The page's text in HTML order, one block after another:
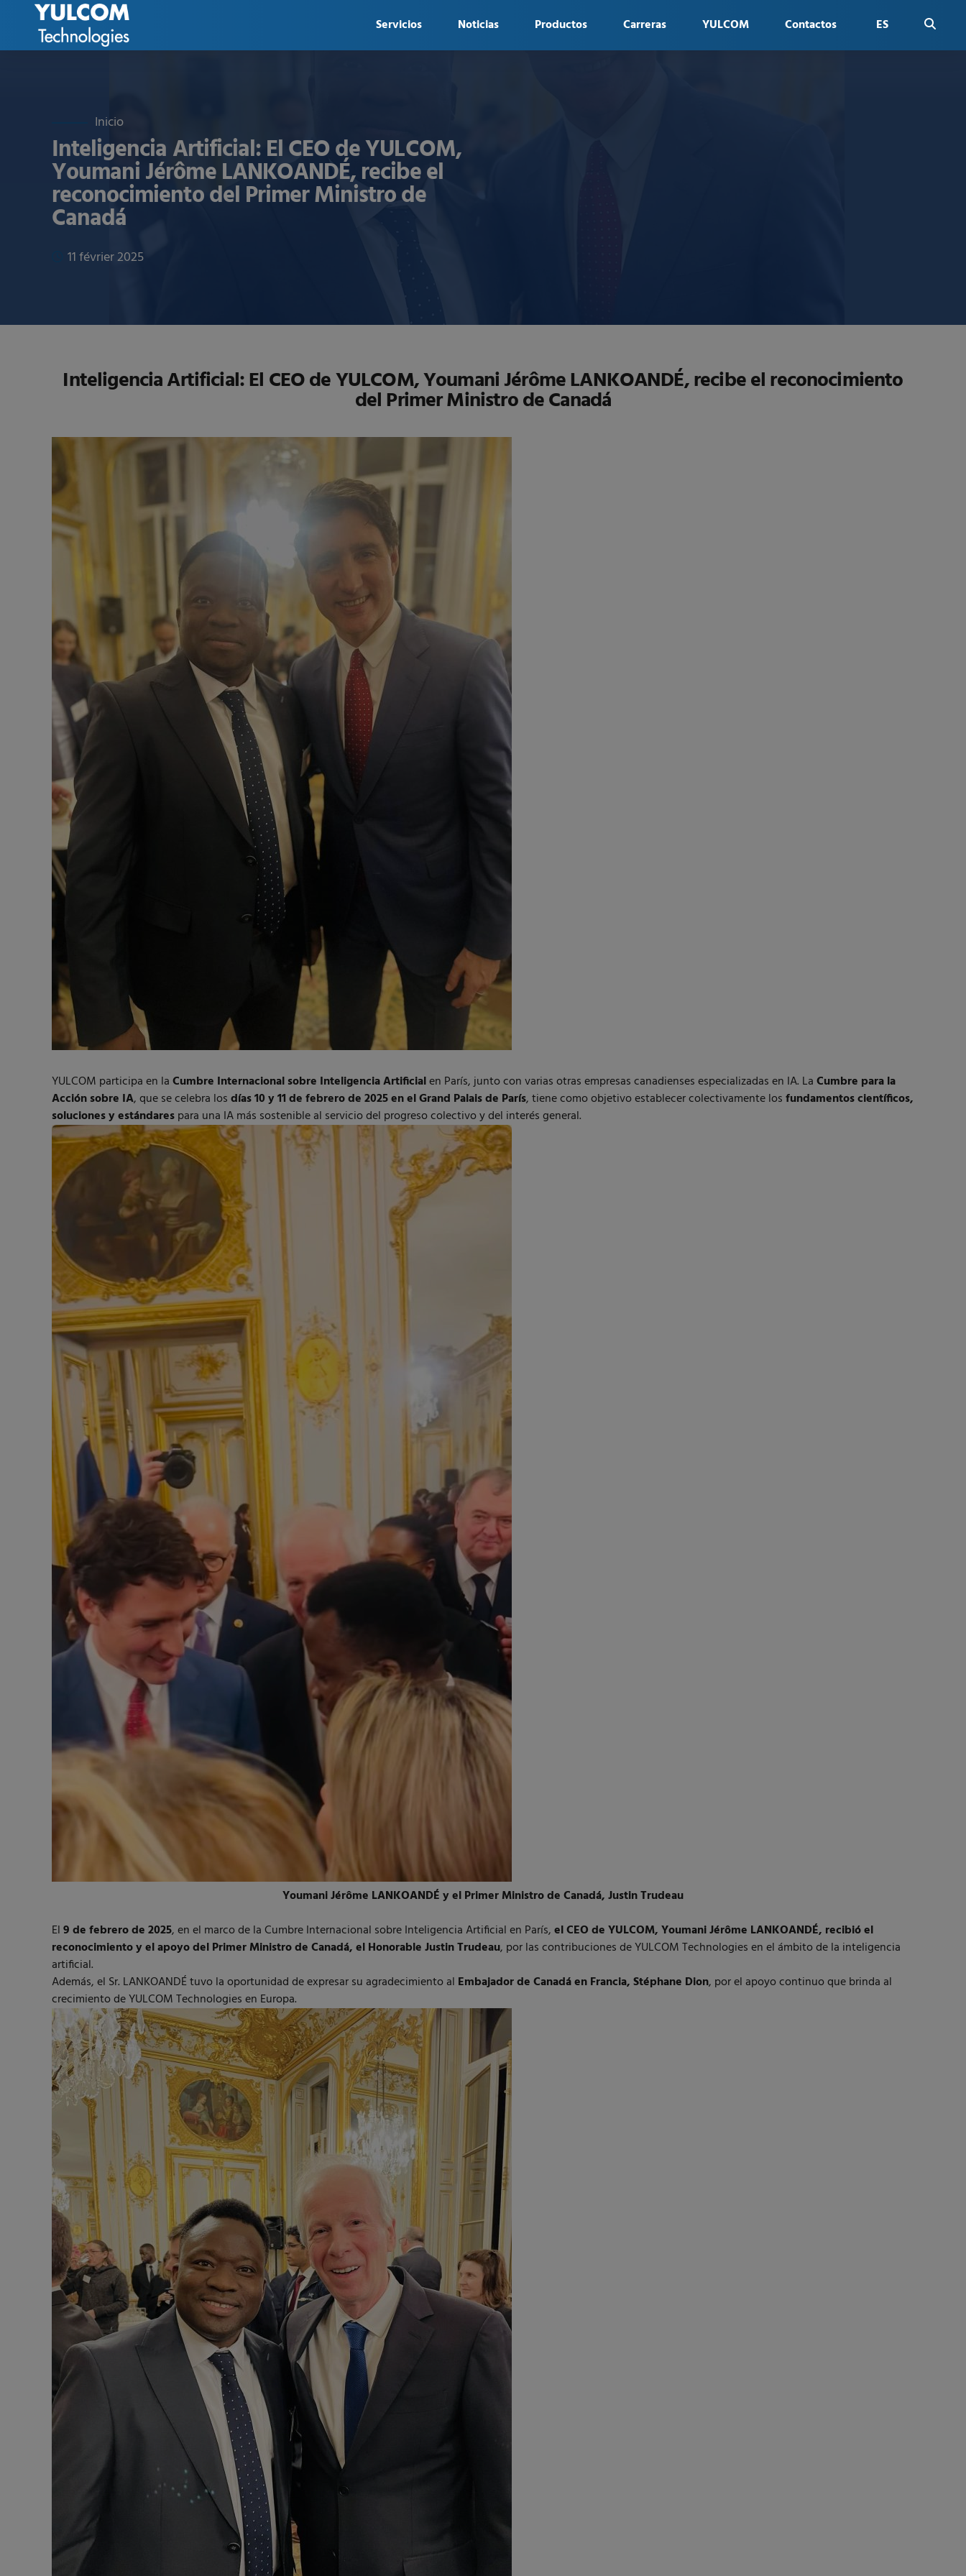
Servicios Noticias Productos Carreras YULCOM Contactos ES
Inteligencia Artificial: El CEO de YULCOM,
Youmani Jérôme LANKOANDÉ, recibe el
reconocimiento del Primer Ministro de
Canadá
11 février 2025
Inteligencia Artificial: El CEO de YULCOM, Youmani Jérôme LANKOANDÉ, recibe el reconocimiento
del Primer Ministro de Canadá
YULCOM participa en laCumbre Internacional sobre Inteligencia Artificialen París, junto con varias otras empresas canadienses especializadas en IA. LaCumbre para la
Acción sobre IA, que se celebra losdías 10 y 11 de febrero de 2025 en el Grand Palais de París, tiene como objetivo establecer colectivamente losfundamentos científicos,
soluciones y estándarespara una IA más sostenible al servicio del progreso colectivo y del interés general.
Youmani Jérôme LANKOANDÉ y el Primer Ministro de Canadá, Justin Trudeau
El9 de febrero de 2025, en el marco de la Cumbre Internacional sobre Inteligencia Artificial en París,el CEO de YULCOM, Youmani Jérôme LANKOANDÉ, recibió el
reconocimiento y el apoyo del Primer Ministro de Canadá, el Honorable Justin Trudeau, por las contribuciones de YULCOM Technologies en el ámbito de la inteligencia
artificial.
Además, el Sr. LANKOANDÉ tuvo la oportunidad de expresar su agradecimiento al Embajador de Canadá en Francia, Stéphane Dion, por el apoyo continuo que brinda al
crecimiento de YULCOM Technologies en Europa.